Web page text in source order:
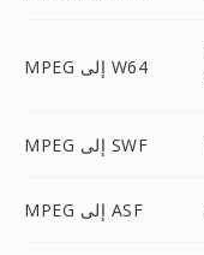
MPEG إلى W64
MPEG إلى SWF
MPEG إلى ASF